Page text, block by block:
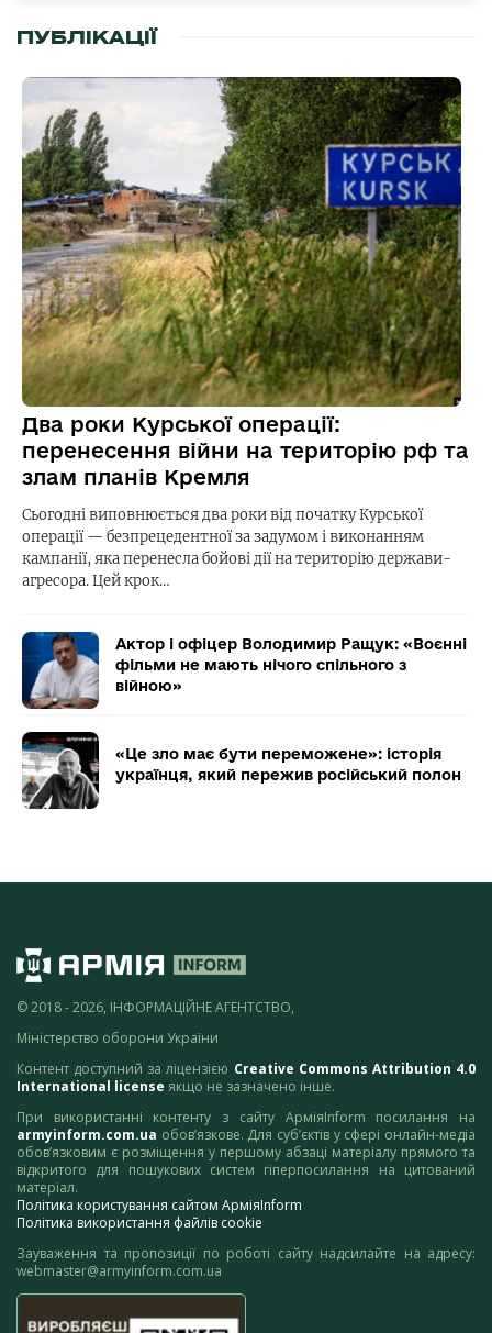
ПУБЛІКАЦІЇ
Два роки Курської операції:
перенесення війни на територію рф та
злам планів Кремля
Сьогодні виповнюється два роки від початку Курської
операції — безпрецедентної за задумом і виконанням
кампанії, яка перенесла бойові дії на територію держави-
агресора. Цей крок…
Актор і офіцер Володимир Ращук: «Воєнні
фільми не мають нічого спільного з
війною»
«Це зло має бути переможене»: історія
українця, який пережив російський полон
© 2018 - 2026, ІНФОРМАЦІЙНЕ АГЕНТСТВО,
Міністерство оборони України
Контент доступний за ліцензією Creative Commons Attribution 4.0
International license якщо не зазначено інше.
При використанні контенту з сайту АрміяInform посилання на
armyinform.com.ua обов’язкове. Для суб’єктів у сфері онлайн-медіа
обов’язковим є розміщення у першому абзаці матеріалу прямого та
відкритого для пошукових систем гіперпосилання на цитований
матеріал.
Політика користування сайтом АрміяInform
Політика використання файлів cookie
Зауваження та пропозиції по роботі сайту надсилайте на адресу:
webmaster@armyinform.com.ua